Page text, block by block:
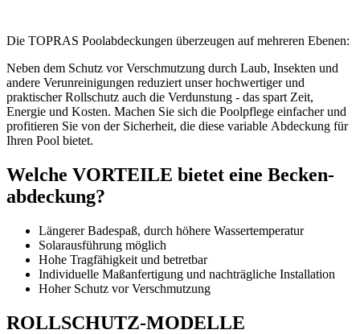
Die TOPRAS Poolabdeckungen überzeugen auf mehreren Ebenen:
Neben dem Schutz vor Verschmutzung durch Laub, Insekten und
andere Verunreinigungen reduziert unser hochwertiger und
praktischer Rollschutz auch die Verdunstung - das spart Zeit,
Energie und Kosten. Machen Sie sich die Poolpflege einfacher und
profitieren Sie von der Sicherheit, die diese variable Abdeckung für
Ihren Pool bietet.
Welche VORTEILE bietet eine Becken­
abdeckung?
Längerer Badespaß, durch höhere Wassertemperatur
Solarausführung möglich
Hohe Tragfähigkeit und betretbar
Individuelle Maßanfertigung und nachträgliche Installation
Hoher Schutz vor Verschmutzung
ROLLSCHUTZ-MODELLE